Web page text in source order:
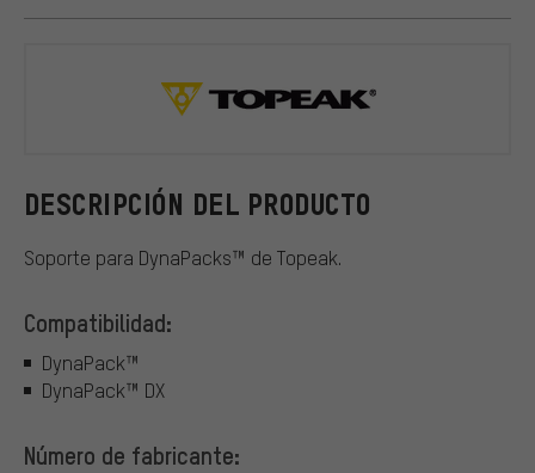
DESCRIPCIÓN DEL PRODUCTO
Soporte para DynaPacks™ de Topeak.
Compatibilidad:
DynaPack™
DynaPack™ DX
Número de fabricante: